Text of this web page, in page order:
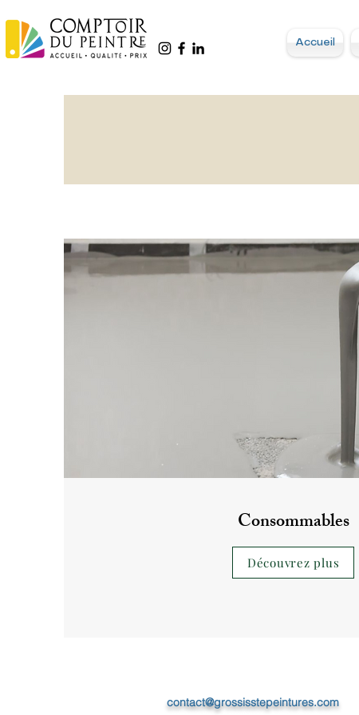
Accueil
Consommables
Découvrez plus
contact@grossisstepeintures.com